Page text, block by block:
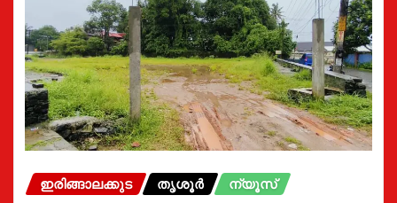
ഇരിങ്ങാലക്കുട തൃശൂർ ന്യൂസ്